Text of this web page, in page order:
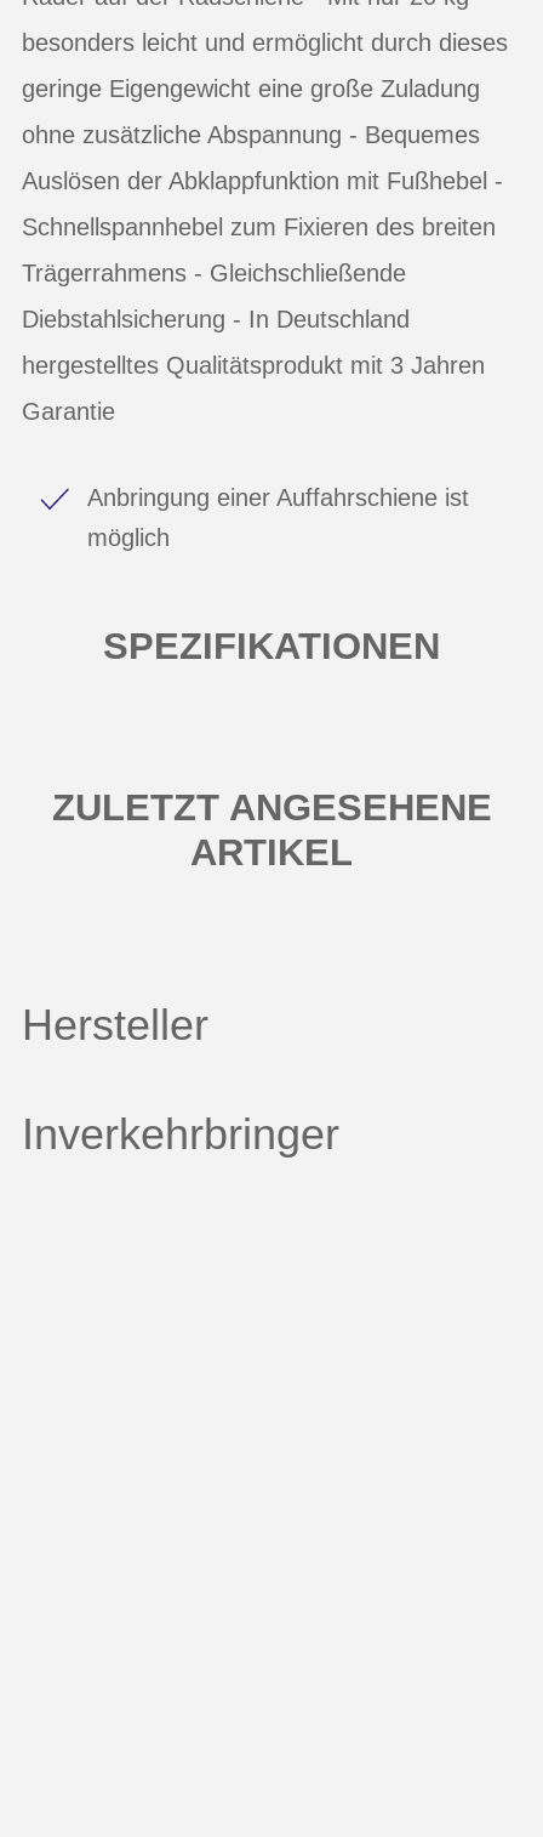
besonders leicht und ermöglicht durch dieses
geringe Eigengewicht eine große Zuladung
ohne zusätzliche Abspannung - Bequemes
Auslösen der Abklappfunktion mit Fußhebel -
Schnellspannhebel zum Fixieren des breiten
Trägerrahmens - Gleichschließende
Diebstahlsicherung - In Deutschland
hergestelltes Qualitätsprodukt mit 3 Jahren
Garantie
Anbringung einer Auffahrschiene ist
möglich
SPEZIFIKATIONEN
ZULETZT ANGESEHENE
ARTIKEL
Hersteller
Inverkehrbringer